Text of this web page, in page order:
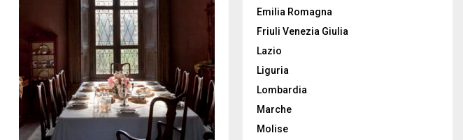
Emilia Romagna
Friuli Venezia Giulia
Lazio
Liguria
Lombardia
Marche
Molise